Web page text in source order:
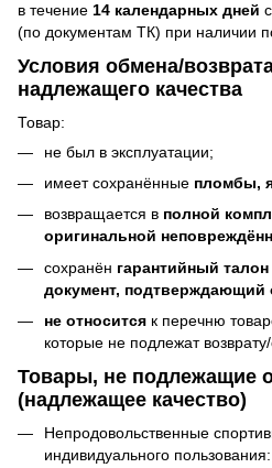
в течение 14 календарных дней
(по документам ТК) при наличии
Условия обмена/
надлежащего качества
Товар:
не был в эксплуатации;
имеет сохранённые пломбы,
возвращается в полной
оригинальной
сохранён гарантийный талон
документ, подтверждающий
не относится к перечню
которые не подлежат
Товары, не подлежащие
(надлежащее качество)
Непродовольственные
индивидуального пользования: